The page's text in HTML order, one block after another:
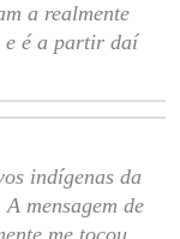
a realmente
e é a partir daí
indígenas da
mensagem de